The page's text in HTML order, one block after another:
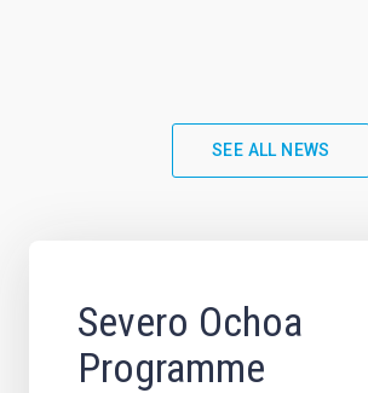
SEE ALL NEWS
Severo Ochoa
Programme